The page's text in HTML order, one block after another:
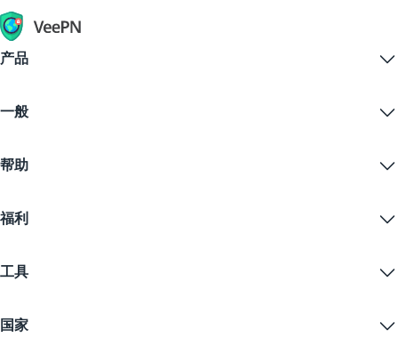
产品
VPN for macOS
iOS VPN
Firefox
免费VPN
一般
VPN下载
定价
学生优惠
博客
帮助
联系我们
隐私政策
Cookie偏好设置
福利
网络隐私
匿名IP
工具
隐藏您的IP
国家